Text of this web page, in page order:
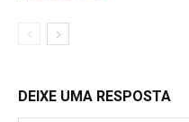
DEIXE UMA RESPOSTA